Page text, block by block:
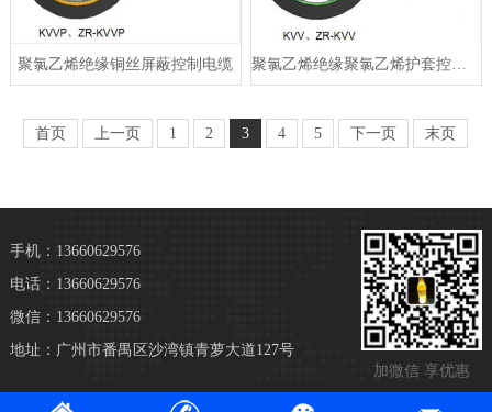
聚氯乙烯绝缘铜丝屏蔽控制电缆 聚氯乙烯绝缘聚氯乙烯护套控制电缆
首页 上一页 1 2 3 4 5 下一页 末页
加微信 享优惠
手机：13660629576
电话：13660629576
微信：13660629576
地址：广州市番禺区沙湾镇青萝大道127号